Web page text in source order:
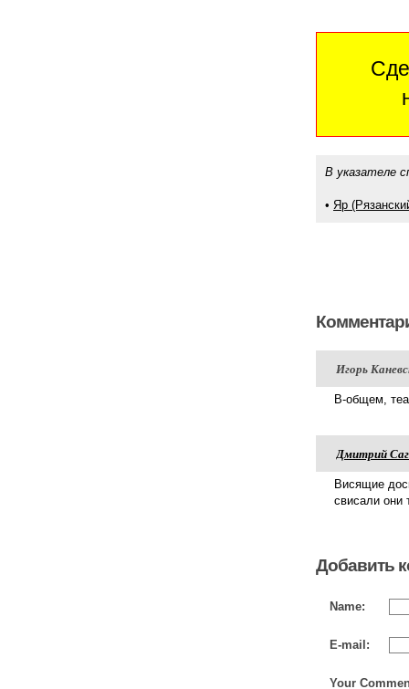
В указателе
• Яр
Игорь
В-общем,
Дмитрий
Висящие
свисали
Добавить
Name:
E-mail:
Your